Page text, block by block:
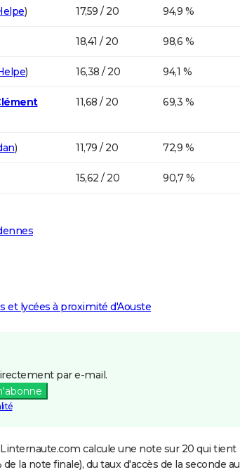
) 17,59 / 20 94,9 %
18,41 / 20 98,6 %
) 16,38 / 20 94,1 %
11,68 / 20 69,3 %
) 11,79 / 20 72,9 %
15,62 / 20 90,7 %
et lycées à proximité d'Aouste
par e-mail.
calcule une note sur 20 qui tient
la note finale), du taux d'accès de la seconde au